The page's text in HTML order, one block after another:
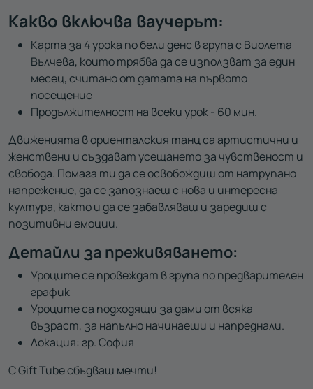
Какво включва ваучерът:
Карта за 4 урока по бели денс в група с Виолета
Вълчева, които трябва да се използват за един
месец, считано от датата на първото
посещение
Продължителност на всеки урок - 60 мин.
Движенията в ориенталския танц са артистични и
женствени и създават усещането за чувственост и
свобода. Помага ти да се освобождиш от натрупано
напрежение, да се запознаеш с нова и интересна
култура, както и да се забавляваш и заредиш с
позитивни емоции.
Детайли за преживяването:
Уроците се провеждат в група по предварителен
график
Уроците са подходящи за дами от всяка
възраст, за напълно начинаеши и напреднали.
Локация: гр. София
С Gift Tube сбъдваш мечти!